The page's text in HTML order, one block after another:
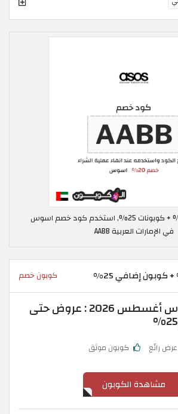
خصومات حتى 50% + كوبونات 25%, استخدم كود خصم اسوس
في الإمارات العربية AABB
كوبون خصم
كود خصم اسوس أغسطس 2026 : عروض حتى
عرض رائع كوبون موثق
مشاهدة الكوبون